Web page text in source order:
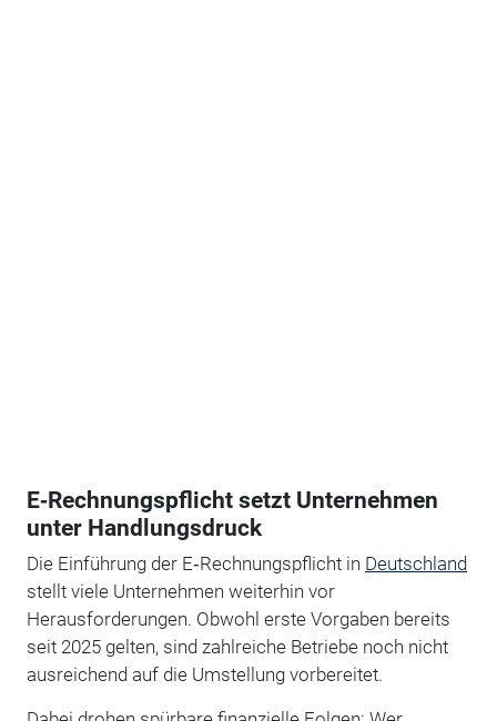
E‑Rechnungspflicht setzt Unternehmen
unter Handlungsdruck
Die Einführung der E‑Rechnungspflicht in Deutschland
stellt viele Unternehmen weiterhin vor
Herausforderungen. Obwohl erste Vorgaben bereits
seit 2025 gelten, sind zahlreiche Betriebe noch nicht
ausreichend auf die Umstellung vorbereitet.